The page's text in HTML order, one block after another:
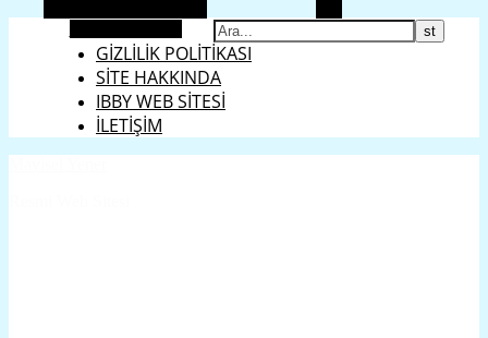
GİZLİLİK POLİTİKASI
SİTE HAKKINDA
IBBY WEB SİTESİ
İLETİŞİM